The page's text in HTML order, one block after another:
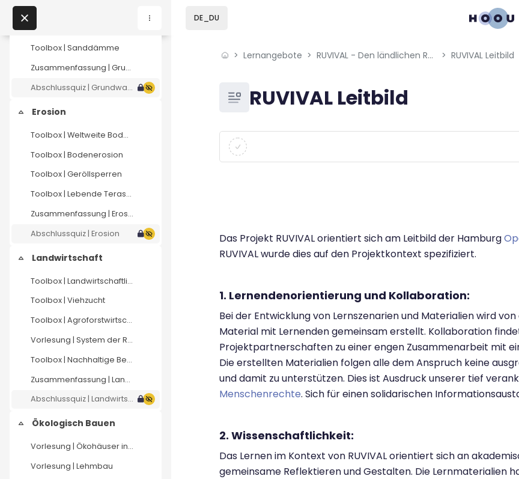
Lernangebote
Podcasts
News
Über uns
Kontakt
Toolbox | Sanddämme
Zusammenfassung | Grundwasser & Dämme
Abschlussquiz | Grundwasser & Dämme
Einklappen
Erosion
Toolbox | Weltweite Bodenressourcen
Toolbox | Bodenerosion
Toolbox | Geröllsperren
Toolbox | Lebende Terassen
Zusammenfassung | Erosion
Abschlussquiz | Erosion
Einklappen
Landwirtschaft
Toolbox | Landwirtschaftliche Praktiken
Toolbox | Viehzucht
Toolbox | Agroforstwirtschaft
Vorlesung | System der Reisintensivierung
Toolbox | Nachhaltige Bewässerung
Zusammenfassung | Landwirtschaft
Abschlussquiz | Landwirtschaft
Einklappen
Ökologisch Bauen
Vorlesung | Ökohäuser in verschiedenen Klimazonen
Vorlesung | Lehmbau
DE_DU
Lernangebote RUVIVAL - Den ländlichen Raum beleben RUVIVAL Leitbild
BlöckeRUVIVAL Leitbild
Blöcke
Abschlussbedingungen
Das Projekt RUVIVAL orientiert sich am Leitbild der Hamburg
RUVIVAL wurde dies auf den Projektkontext spezifiziert.
1. Lernendenorientierung und Kollaboration:
Bei der Entwicklung von Lernszenarien und Materialien wird
Material mit Lernenden gemeinsam erstellt. Kollaboration
Projektpartnerschaften zu einer engen Zusammenarbeit mit
Die erstellten Materialien folgen alle dem Anspruch keine
und damit zu unterstützen. Dies ist Ausdruck unserer tief
Menschenrechte. Sich für einen solidarischen
2. Wissenschaftlichkeit:
Das Lernen im Kontext von RUVIVAL orientiert sich an
gemeinsame Reflektieren und Gestalten. Die Lernmaterialien